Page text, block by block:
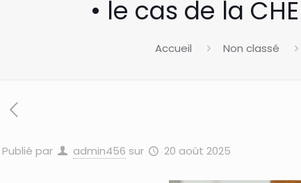
• le cas de la
Accueil Non classé
Publié par admin456 sur 20 août 2025